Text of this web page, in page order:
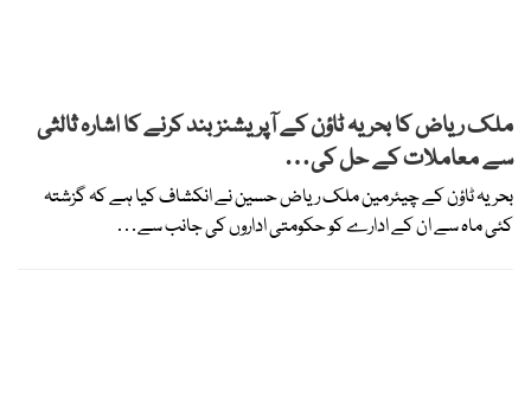
ملک ریاض کا بحریہ ٹاؤن کے آپریشنز بند کرنے کا اشارہ ثالثی
سے معاملات کے حل کی…
بحریہ ٹاؤن کے چیئرمین ملک ریاض حسین نے انکشاف کیا ہے کہ گزشتہ
کئی ماہ سے ان کے ادارے کو حکومتی اداروں کی جانب سے…